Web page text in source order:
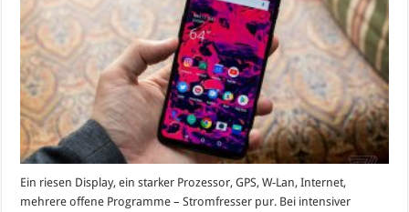
Ein riesen Display, ein starker Prozessor, GPS, W-Lan, Internet,
mehrere offene Programme – Stromfresser pur. Bei intensiver